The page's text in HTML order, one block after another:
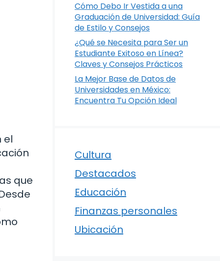
el
que
Cómo Debo Ir Vestida a una
Graduación de Universidad: Guía
de Estilo y Consejos
¿Qué se Necesita para Ser un
Estudiante Exitoso en Línea?
Claves y Consejos Prácticos
La Mejor Base de Datos de
Universidades en México:
Encuentra Tu Opción Ideal
Cultura
Destacados
Educación
Finanzas personales
Ubicación